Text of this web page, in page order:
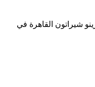
شيراتون القاهرة في